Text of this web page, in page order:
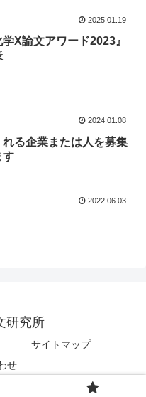
2025.01.19
学X論文アワード2023』
2024.01.08
れる企業または人を募集
す
2022.06.03
研究所
サイトマップ
せ
文研究所.